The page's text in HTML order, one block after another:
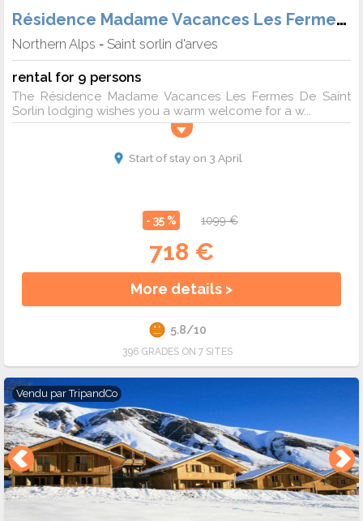
Résidence Madame Vacances Les Fermes de Saint Sorlin
Northern Alps - Saint sorlin d'arves
rental for 9 persons
The Résidence Madame Vacances Les Fermes De Saint
Sorlin lodging wishes you a warm welcome for a w...
Start of stay on 3 April
- 35 % 1099 €
718 €
More details >
5.8/10
396 GRADES ON 7 SITES
Vendu parTripandCo